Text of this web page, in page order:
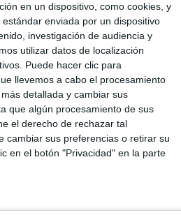
en un dispositivo, como cookies, y
enviada por un dispositivo
investigación de audiencia y
utilizar datos de localización
Puede hacer clic para
llevemos a cabo el procesamiento
detallada y cambiar sus
que algún procesamiento de sus
el derecho de rechazar tal
cambiar sus preferencias o retirar su
en el botón "Privacidad" en la parte
tiene
la
o